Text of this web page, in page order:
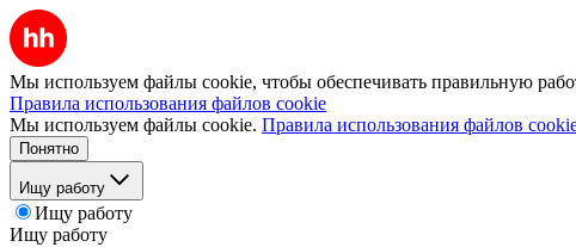
Мы используем файлы cookie, чтобы обеспечивать правильную
Правила использования файлов cookie
Мы используем файлы cookie. Правила использования файлов
Понятно
Ищу работу
Ищу работу
Ищу работу